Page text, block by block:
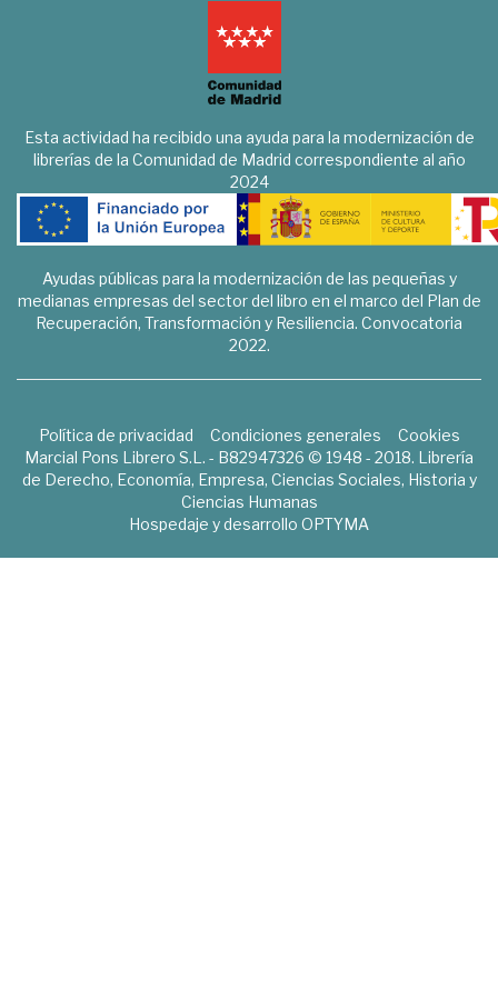
Esta actividad ha recibido una ayuda para la modernización de
librerías de la Comunidad de Madrid correspondiente al año
2024
Ayudas públicas para la modernización de las pequeñas y
medianas empresas del sector del libro en el marco del Plan de
Recuperación, Transformación y Resiliencia. Convocatoria
2022.
Política de privacidad Condiciones generales
Cookies
Marcial Pons Librero S.L. - B82947326 © 1948 - 2018. Librería
de Derecho, Economía, Empresa, Ciencias Sociales, Historia y
Ciencias Humanas
Hospedaje y desarrollo OPTYMA